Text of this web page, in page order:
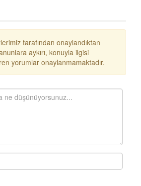
tarafından onaylandıktan
aykırı, konuyla ilgisi
yorumlar onaylanmamaktadır.